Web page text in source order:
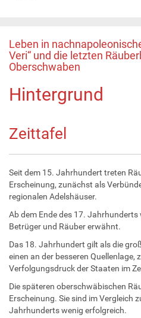
Leben in
Veri“ und die letzten
Oberschwaben
Hintergrund
Zeittafel
Seit dem 15. Jahrhundert treten
Erscheinung, zunächst als
regionalen Adelshäuser.
Ab dem Ende des 17. Jahrhunderts
Betrüger und Räuber erwähnt.
Das 18. Jahrhundert gilt als die
einen an der besseren Quellenlage,
Verfolgungsdruck der Staaten im
Die späteren oberschwäbischen
Erscheinung. Sie sind im Vergleich
Jahrhunderts wenig erfolgreich.